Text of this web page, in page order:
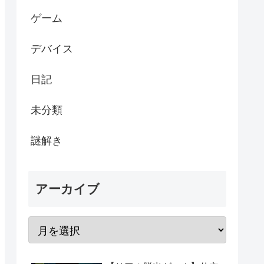
ゲーム
デバイス
日記
未分類
謎解き
アーカイブ